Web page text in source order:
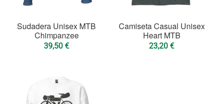
Sudadera Unisex MTB
Chimpanzee
39,50 €
Camiseta Casual Unisex
Heart MTB
23,20 €